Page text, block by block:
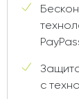
с